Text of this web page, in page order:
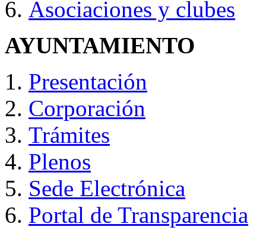
Asociaciones y clubes
AYUNTAMIENTO
Presentación
Corporación
Trámites
Plenos
Sede Electrónica
Portal de Transparencia